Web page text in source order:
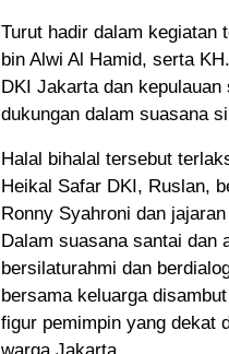
Turut hadir dalam kegiatan
bin Alwi Al Hamid, serta
DKI Jakarta dan
dukungan dalam suasana
Halal bihalal tersebut
Heikal Safar DKI, Ruslan,
Ronny Syahroni dan
Dalam suasana santai dan
bersilaturahmi dan
bersama keluarga
figur pemimpin yang dekat
warga Jakarta.